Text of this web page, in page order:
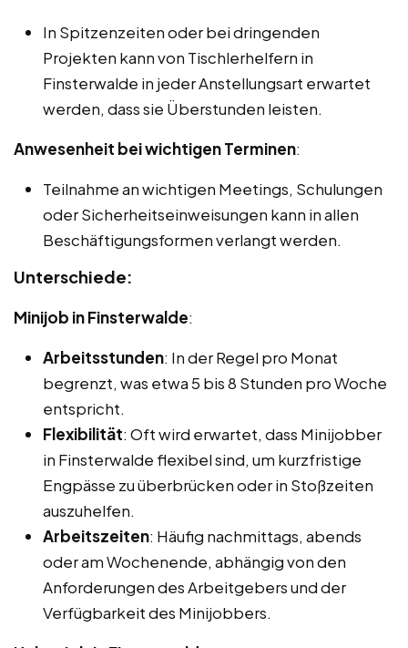
In Spitzenzeiten oder bei dringenden
Projekten kann von Tischlerhelfern in
Finsterwalde in jeder Anstellungsart erwartet
werden, dass sie Überstunden leisten.
Anwesenheit bei wichtigen Terminen:
Teilnahme an wichtigen Meetings, Schulungen
oder Sicherheitseinweisungen kann in allen
Beschäftigungsformen verlangt werden.
Unterschiede:
Minijob in Finsterwalde:
Arbeitsstunden: In der Regel pro Monat
begrenzt, was etwa 5 bis 8 Stunden pro Woche
entspricht.
Flexibilität: Oft wird erwartet, dass Minijobber
in Finsterwalde flexibel sind, um kurzfristige
Engpässe zu überbrücken oder in Stoßzeiten
auszuhelfen.
Arbeitszeiten: Häufig nachmittags, abends
oder am Wochenende, abhängig von den
Anforderungen des Arbeitgebers und der
Verfügbarkeit des Minijobbers.